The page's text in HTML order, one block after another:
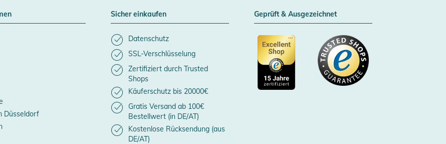
Düsseldorf
Sicher einkaufen
Datenschutz
SSL-Verschlüsselung
Zertifiziert durch Trusted
Shops
Käuferschutz bis 20000€
Gratis Versand ab 100€
Bestellwert (in DE/AT)
Kostenlose Rücksendung (aus
DE/AT)
Geprüft & Ausgezeichnet